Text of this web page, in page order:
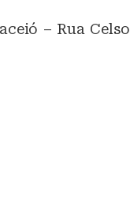
– Rua Celso